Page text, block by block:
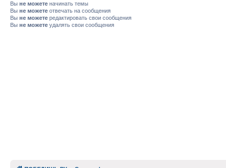
Вы не можете начинать темы
Вы не можете отвечать на сообщения
Вы не можете редактировать свои сообщения
Вы не можете удалять свои сообщения